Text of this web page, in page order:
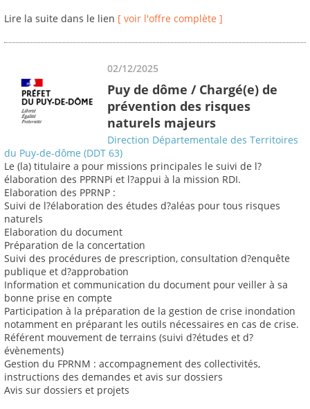
Lire la suite dans le lien [ voir l'offre complète ]
02/12/2025
Puy de dôme / Chargé(e) de
prévention des risques
naturels majeurs
Direction Départementale des Territoires
du Puy-de-dôme (DDT 63)
Le (la) titulaire a pour missions principales le suivi de l?
élaboration des PPRNPi et l?appui à la mission RDI.
Elaboration des PPRNP :
Suivi de l?élaboration des études d?aléas pour tous risques
naturels
Elaboration du document
Préparation de la concertation
Suivi des procédures de prescription, consultation d?enquête
publique et d?approbation
Information et communication du document pour veiller à sa
bonne prise en compte
Participation à la préparation de la gestion de crise inondation
notamment en préparant les outils nécessaires en cas de crise.
Référent mouvement de terrains (suivi d?études et d?
évènements)
Gestion du FPRNM : accompagnement des collectivités,
instructions des demandes et avis sur dossiers
Avis sur dossiers et projets